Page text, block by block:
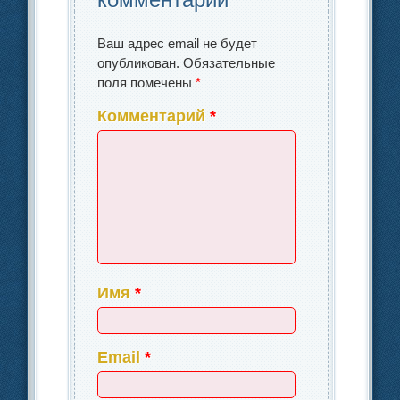
Ваш адрес email не будет
опубликован. Обязательные
поля помечены*
Комментарий*
Имя*
Email*